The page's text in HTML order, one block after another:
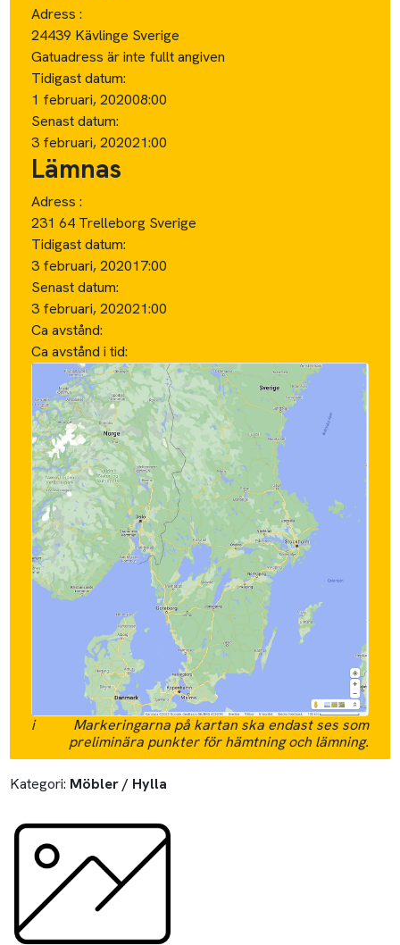
Adress :
24439 Kävlinge Sverige
Gatuadress är inte fullt angiven
Tidigast datum:
1 februari, 202008:00
Senast datum:
3 februari, 202021:00
Lämnas
Adress :
231 64 Trelleborg Sverige
Tidigast datum:
3 februari, 202017:00
Senast datum:
3 februari, 202021:00
Ca avstånd:
Ca avstånd i tid:
i
Markeringarna på kartan ska endast ses som
preliminära punkter för hämtning och lämning.
Kategori: Möbler / Hylla